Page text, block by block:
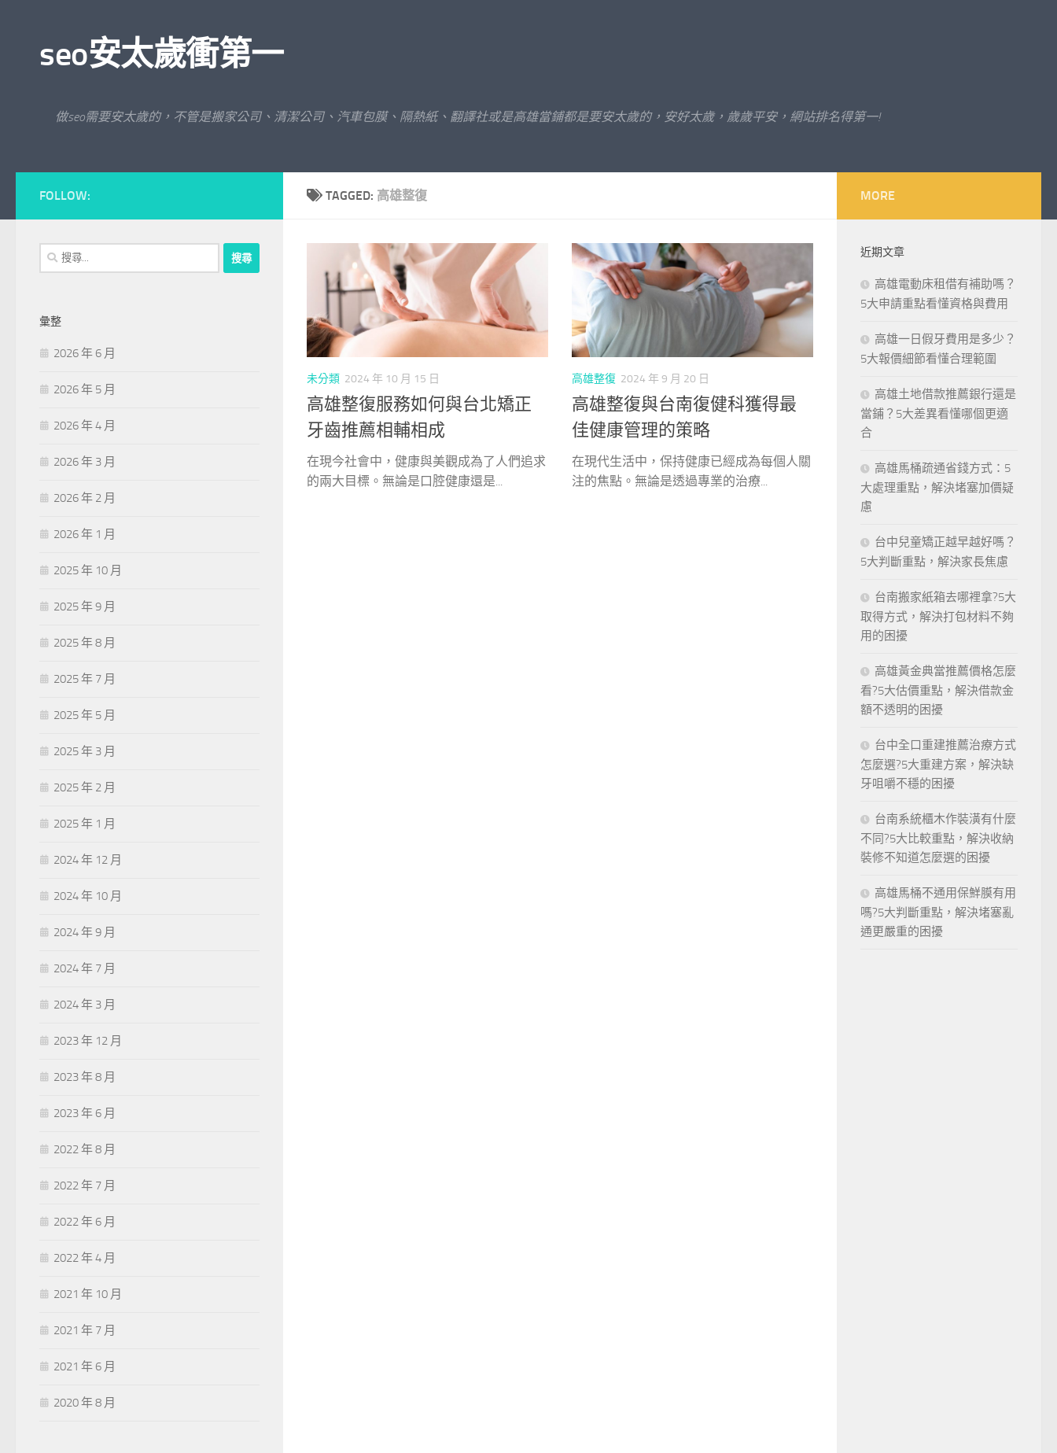
seo安太歲衝第一
做seo需要安太歲的，不管是搬家公司、清潔公司、汽車包膜、隔熱紙、翻譯社或是高雄當鋪都是要安太歲的，安好太歲，歲歲平安，網站排名得第一!
TAGGED: 高雄整復
未分類 2024 年 10 月 15 日
高雄整復服務如何與台北矯正
牙齒推薦相輔相成
在現今社會中，健康與美觀成為了人們追求
的兩大目標。無論是口腔健康還是...
高雄整復 2024 年 9 月 20 日
高雄整復與台南復健科獲得最
佳健康管理的策略
在現代生活中，保持健康已經成為每個人關
注的焦點。無論是透過專業的治療...
FOLLOW:
搜
尋
字:
彙整
2026 年 6 月
2026 年 5 月
2026 年 4 月
2026 年 3 月
2026 年 2 月
2026 年 1 月
2025 年 10 月
2025 年 9 月
2025 年 8 月
2025 年 7 月
2025 年 5 月
2025 年 3 月
2025 年 2 月
2025 年 1 月
2024 年 12 月
2024 年 10 月
2024 年 9 月
2024 年 7 月
2024 年 3 月
2023 年 12 月
2023 年 8 月
2023 年 6 月
2022 年 8 月
2022 年 7 月
2022 年 6 月
2022 年 4 月
2021 年 10 月
2021 年 7 月
2021 年 6 月
2020 年 8 月
MORE
近期文章
高雄電動床租借有補助嗎？
5大申請重點看懂資格與費用
高雄一日假牙費用是多少？
5大報價細節看懂合理範圍
高雄土地借款推薦銀行還是
當鋪？5大差異看懂哪個更適
合
高雄馬桶疏通省錢方式：5
大處理重點，解決堵塞加價疑
慮
台中兒童矯正越早越好嗎？
5大判斷重點，解決家長焦慮
台南搬家紙箱去哪裡拿?5大
取得方式，解決打包材料不夠
用的困擾
高雄黃金典當推薦價格怎麼
看?5大估價重點，解決借款金
額不透明的困擾
台中全口重建推薦治療方式
怎麼選?5大重建方案，解決缺
牙咀嚼不穩的困擾
台南系統櫃木作裝潢有什麼
不同?5大比較重點，解決收納
裝修不知道怎麼選的困擾
高雄馬桶不通用保鮮膜有用
嗎?5大判斷重點，解決堵塞亂
通更嚴重的困擾